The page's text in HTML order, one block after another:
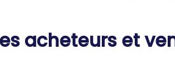
acheteurs et